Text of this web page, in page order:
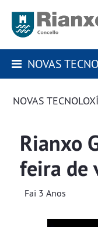
NOVAS
NOVAS
Rianxo
feira de
Fai 3 Anos